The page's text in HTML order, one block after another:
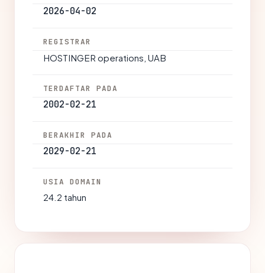
2026-04-02
REGISTRAR
HOSTINGER operations, UAB
TERDAFTAR PADA
2002-02-21
BERAKHIR PADA
2029-02-21
USIA DOMAIN
24.2 tahun